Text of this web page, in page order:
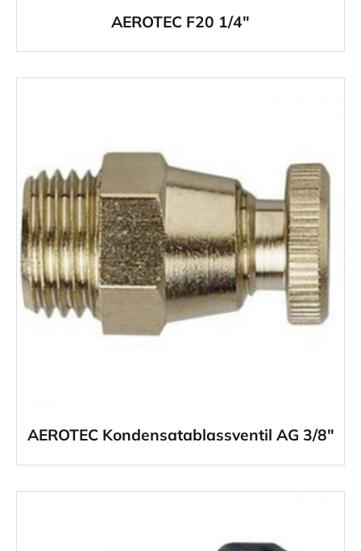
AEROTEC F20 1/4″
AEROTEC Kondensatablassventil AG 3/8″